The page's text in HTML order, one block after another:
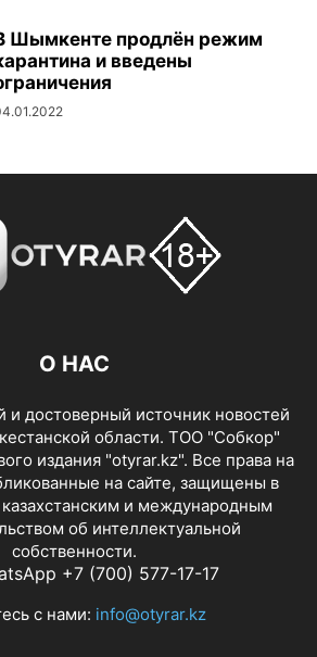
Шымкенте продлён режим
и введены
О НАС
и достоверный источник новостей
области. ТОО "Собкор"
издания "otyrar.kz". Все права на
на сайте, защищены в
казахстанским и международным
об интеллектуальной
собственности.
+7 (700) 577-17-17
с нами: info@otyrar.kz